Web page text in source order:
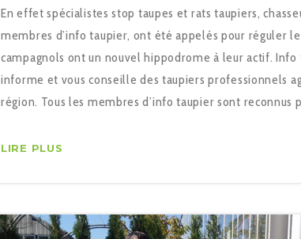
En effet spécialistes stop taupes et rats taupiers,
membres d’info taupier, ont été appelés pour réguler
campagnols ont un nouvel hippodrome à leur actif. Info
informe et vous conseille des taupiers professionnels
région. Tous les membres d’info taupier sont reconnus
LIRE PLUS